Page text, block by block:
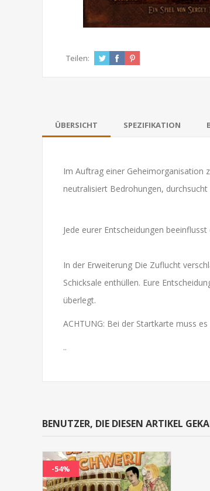
Teilen:
ÜBERSICHT SPEZIFIKATION
Im Auftrag einer Geheimorganisation
neutralisiert Bedrohungen,
Jede eurer Entscheidungen
In der Erweiterung Die Zuflucht
Schicksale enthüllen. Eure
überlegt.
ACHTUNG: Bei der Startkarte muss
..
BENUTZER, DIE DIESEN ARTIKEL
-54%